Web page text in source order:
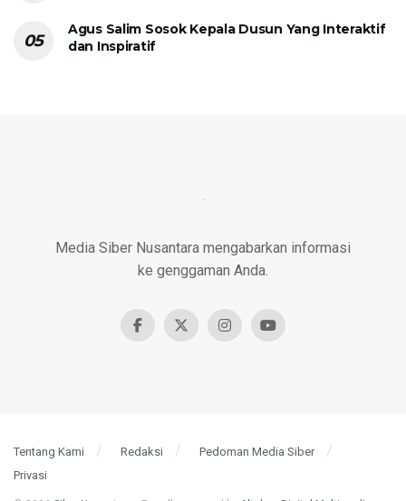
Agus Salim Sosok Kepala Dusun Yang Interaktif
dan Inspiratif
Media Siber Nusantara mengabarkan informasi
ke genggaman Anda.
Tentang Kami Redaksi
Pedoman Media Siber
Privasi